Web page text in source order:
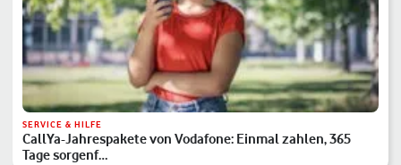
SERVICE & HILFE
CallYa-Jahrespakete von Vodafone: Einmal zahlen, 365
Tage sorgenf…